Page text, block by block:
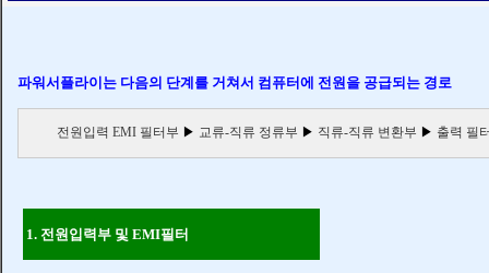
파워서플라이는 다음의 단계를 거쳐서 컴퓨터에 전원을 공급되는 경로
전원입력 EMI 필터부 ▶ 교류-직류 정류부 ▶ 직류-직류 변환부 ▶ 출력 필
1. 전원입력부 및 EMI필터